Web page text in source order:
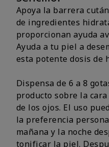
Apoya la barrera
de ingredientes
proporcionan ayuda
Ayuda a tu piel a
esta potente dosis de
Dispensa de 6 a 8
producto sobre la
de los ojos. El uso
la preferencia
mañana y la noche
tonificar la piel.